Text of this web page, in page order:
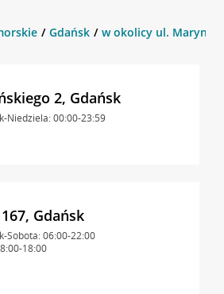
Gdańsk w okolicy ul.
2, Gdańsk
Niedziela: 00:00-23:59
Gdańsk
Sobota: 06:00-22:00
18:00